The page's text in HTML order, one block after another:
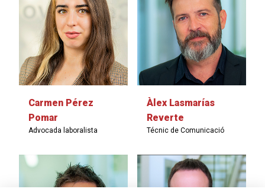
Carmen Pérez
Pomar
Advocada laboralista
Àlex Lasmarías
Reverte
Técnic de Comunicació